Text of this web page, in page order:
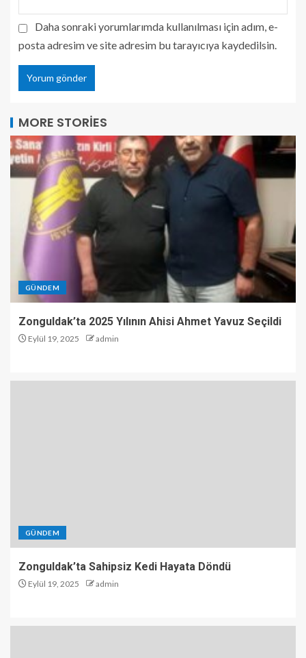
Daha sonraki yorumlarımda kullanılması için adım, e-
posta adresim ve site adresim bu tarayıcıya kaydedilsin.
MORE STORIES
GÜNDEM
Zonguldak’ta 2025 Yılının Ahisi Ahmet Yavuz Seçildi
Eylül 19, 2025 admin
GÜNDEM
Zonguldak’ta Sahipsiz Kedi Hayata Döndü
Eylül 19, 2025 admin